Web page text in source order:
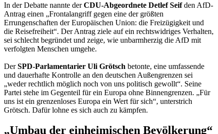
In der Debatte nannte derCDU-Abgeordnete Detlef Seifden AfD-
Antrag einen „Frontalangriff gegen eine der größten
Errungenschaften der Europäischen Union: die Freizügigkeit und
die Reisefreiheit“. Der Antrag ziele auf ein rechtswidriges Verhalten,
sei schlecht begründet und zeige, wie unbarmherzig die AfD mit
verfolgten Menschen umgehe.
DerSPD-Parlamentarier Uli Grötsch betonte, eine umfassende
und dauerhafte Kontrolle an den deutschen Außengrenzen sei
„weder rechtlich möglich noch von uns politisch gewollt“. Seine
Partei stehe im Gegenteil für ein Europa ohne Binnengrenzen. „Für
uns ist ein grenzenloses Europa ein Wert für sich“, unterstrich
Grötsch. Dafür lohne es sich auch zu kämpfen.
„Umbau der einheimischen Bevölkerung“